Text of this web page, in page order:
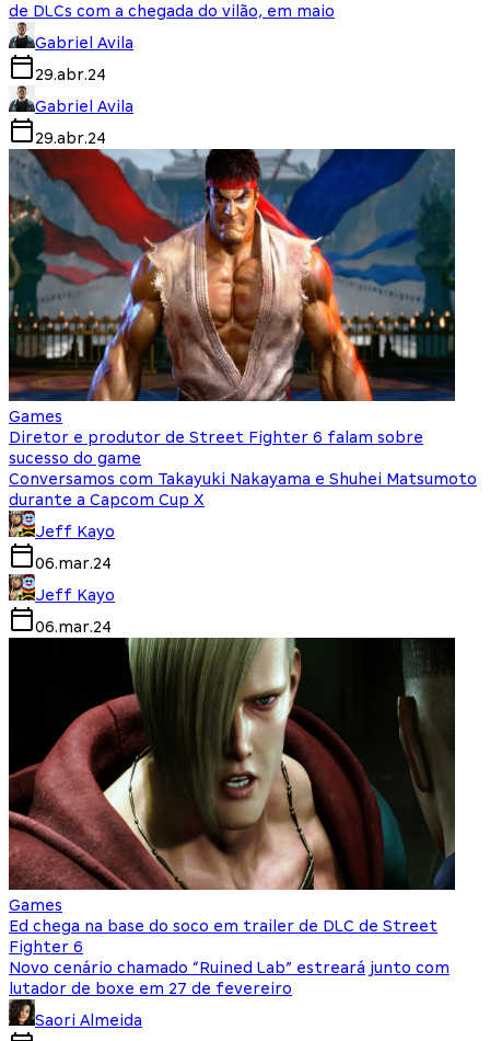
de DLCs com a chegada do vilão, em maio
Gabriel Avila
29.abr.24
Gabriel Avila
29.abr.24
Games
Diretor e produtor de Street Fighter 6 falam sobre
sucesso do game
Conversamos com Takayuki Nakayama e Shuhei Matsumoto
durante a Capcom Cup X
Jeff Kayo
06.mar.24
Jeff Kayo
06.mar.24
Games
Ed chega na base do soco em trailer de DLC de Street
Fighter 6
Novo cenário chamado “Ruined Lab” estreará junto com
lutador de boxe em 27 de fevereiro
Saori Almeida